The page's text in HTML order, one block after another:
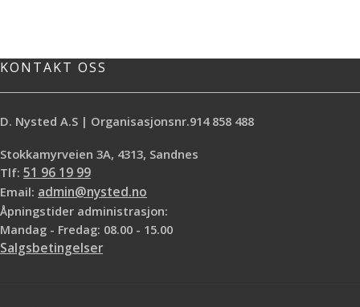
KONTAKT OSS
D. Nysted A.S | Organisasjonsnr.914 858 488
Stokkamyrveien 3A, 4313, Sandnes
Tlf: 51 96 19 99
Email: admin@nysted.no
Åpningstider administrasjon:
Mandag - Fredag: 08.00 - 15.00
Salgsbetingelser